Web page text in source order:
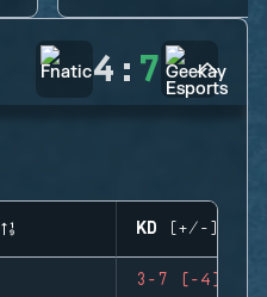
4 : 7
KD (+/-)
3-7 (-4)